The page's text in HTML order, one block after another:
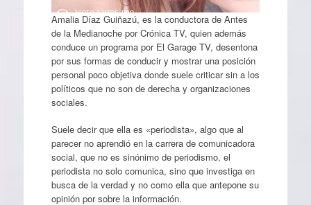
Amalia Díaz Guiñazú, es la conductora de Antes
de la Medianoche por Crónica TV, quien además
conduce un programa por El Garage TV, desentona
por sus formas de conducir y mostrar una posición
personal poco objetiva donde suele criticar sin a los
políticos que no son de derecha y organizaciones
sociales.
Suele decir que ella es «periodista», algo que al
parecer no aprendió en la carrera de comunicadora
social, que no es sinónimo de periodismo, el
periodista no solo comunica, sino que investiga en
busca de la verdad y no como ella que antepone su
opinión por sobre la información.